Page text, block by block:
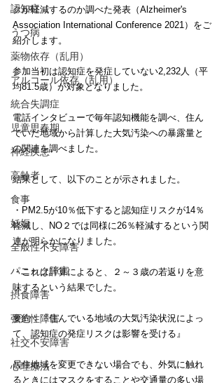
認知症
うつ病
薬物依存（乱用）
アルコール依存（乱用）
統合失調症
児童思春期
神経疾患
高齢者
食事
妊娠
全般性不安障害
パニック障害
摂食障害
強迫性障害
社交不安障害
心理療法
クが軽減するのか調べた発表（Alzheimer's
Association International Conference 2021）をご
紹介します。
参加当初は認知症を発症していない2,232人（平
均81.5歳）が対象となりました。
電話インタビューで毎年認知機能を調べ、住ん
でいた地域から計算した大気汚染への暴露量と
の関連を調べました。
結果として、以下のことが示されました。
・PM2.5が10％低下すると認知症リスクが14％
軽減し、NO２では同様に26％軽減するという関
連が明らかになりました。
・これは計算によると、２～３歳の若返りを意
味するという結果でした。
要約：『住んでいる地域の大気汚染状況によっ
て、認知症の発症リスクは影響を受ける』
居住地域を変更できない場合でも、外気に触れ
るときにはマスクをすることや交通量の多い場